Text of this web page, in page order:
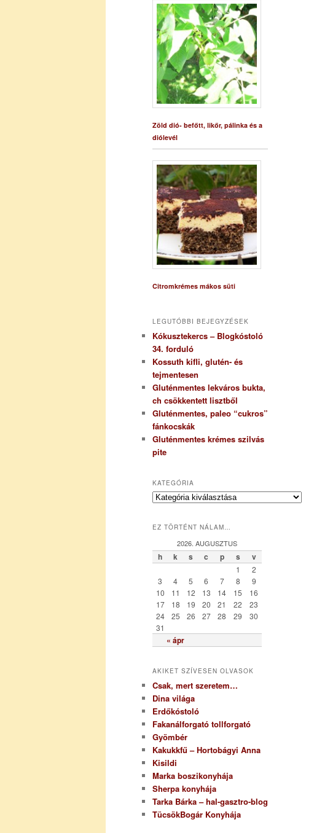
Zöld dió- befőtt, likőr, pálinka és a
diólevél
Citromkrémes mákos süti
LEGUTÓBBI BEJEGYZÉSEK
Kókusztekercs – Blogkóstoló
34. forduló
Kossuth kifli, glutén- és
tejmentesen
Gluténmentes lekváros bukta,
ch csökkentett lisztből
Gluténmentes, paleo “cukros”
fánkocskák
Gluténmentes krémes szilvás
pite
KATEGÓRIA
K
e
r
EZ TÖRTÉNT NÁLAM…
2026. AUGUSZTUS
h k s c p s v
« ápr
1
2
3
4 5 6 7 8
9
10
11 12 13 14 15
16
17
18 19 20 21 22
23
24
25 26 27 28 29
30
31
AKIKET SZÍVESEN OLVASOK
Csak, mert szeretem…
Dina világa
Erdőkóstoló
Fakanálforgató tollforgató
Gyömbér
Kakukkfű – Hortobágyi Anna
Kisildi
Marka boszikonyhája
Sherpa konyhája
Tarka Bárka – hal-gasztro-blog
TücsökBogár Konyhája